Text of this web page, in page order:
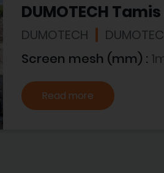
DUMOTECH
DUMOTECH
Screen mesh (mm) :
Read more